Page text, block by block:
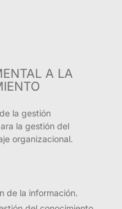
A LA
la gestión
la gestión del
organizacional.
de la información.